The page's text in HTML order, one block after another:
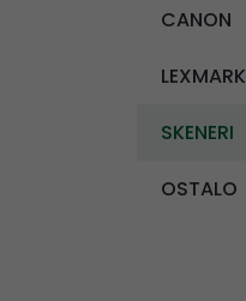
CANON
LEXMARK
SKENERI
OSTALO